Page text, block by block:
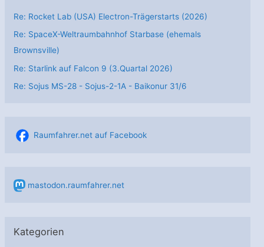
Re: Rocket Lab (USA) Electron-Trägerstarts (2026)
Re: SpaceX-Weltraumbahnhof Starbase (ehemals
Brownsville)
Re: Starlink auf Falcon 9 (3.Quartal 2026)
Re: Sojus MS-28 - Sojus-2-1А - Baikonur 31/6
Raumfahrer.net auf Facebook
mastodon.raumfahrer.net
Kategorien